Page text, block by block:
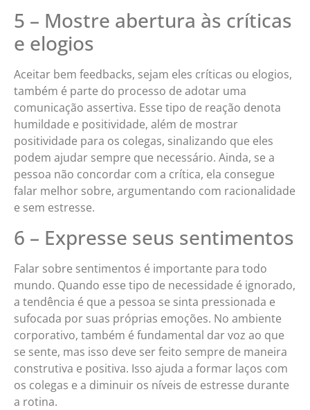
5 – Mostre abertura às críticas
e elogios
Aceitar bem feedbacks, sejam eles críticas ou elogios,
também é parte do processo de adotar uma
comunicação assertiva. Esse tipo de reação denota
humildade e positividade, além de mostrar
positividade para os colegas, sinalizando que eles
podem ajudar sempre que necessário. Ainda, se a
pessoa não concordar com a crítica, ela consegue
falar melhor sobre, argumentando com racionalidade
e sem estresse.
6 – Expresse seus sentimentos
Falar sobre sentimentos é importante para todo
mundo. Quando esse tipo de necessidade é ignorado,
a tendência é que a pessoa se sinta pressionada e
sufocada por suas próprias emoções. No ambiente
corporativo, também é fundamental dar voz ao que
se sente, mas isso deve ser feito sempre de maneira
construtiva e positiva. Isso ajuda a formar laços com
os colegas e a diminuir os níveis de estresse durante
a rotina.